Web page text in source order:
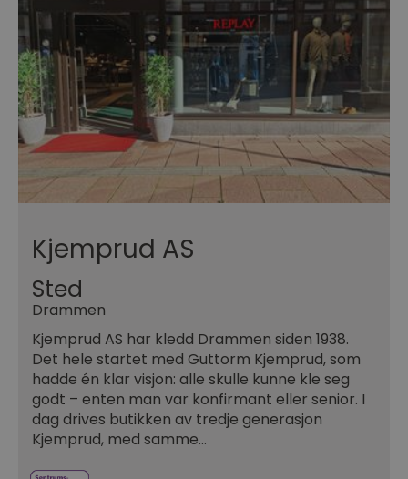
Kjemprud AS
Sted
Drammen
Kjemprud AS har kledd Drammen siden 1938.
Det hele startet med Guttorm Kjemprud, som
hadde én klar visjon: alle skulle kunne kle seg
godt – enten man var konfirmant eller senior. I
dag drives butikken av tredje generasjon
Kjemprud, med samme…